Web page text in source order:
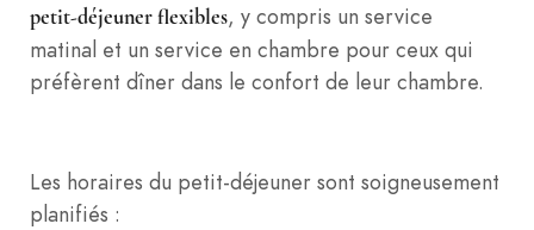
petit-déjeuner flexibles, y compris un service
matinal et un service en chambre pour ceux qui
préfèrent dîner dans le confort de leur chambre.
Les horaires du petit-déjeuner sont soigneusement
planifiés :